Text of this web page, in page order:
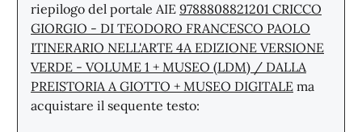
riepilogo del portale AIE 9788808821201 CRICCO
GIORGIO - DI TEODORO FRANCESCO PAOLO
ITINERARIO NELL'ARTE 4A EDIZIONE VERSIONE
VERDE - VOLUME 1 + MUSEO (LDM) / DALLA
PREISTORIA A GIOTTO + MUSEO DIGITALE ma
acquistare il sequente testo: